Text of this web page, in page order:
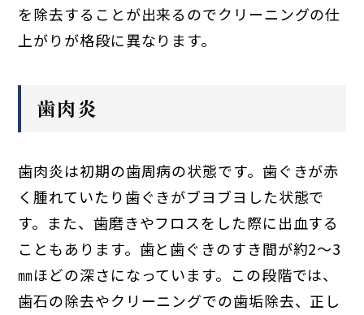
を除去することが出来るのでクリーニングの仕
上がりが格段に異なります。
歯肉炎
歯肉炎は初期の歯周病の状態です。歯ぐきが赤
く腫れていたり歯ぐきがブヨブヨした状態で
す。また、歯磨きやフロスをした際に出血する
こともあります。歯と歯ぐきのすき間が約2～3
㎜ほどの深さになっています。この段階では、
歯石の除去やクリーニングでの歯垢除去、正し